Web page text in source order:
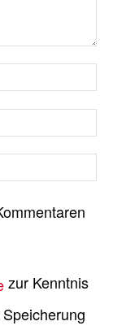
zur Kenntnis